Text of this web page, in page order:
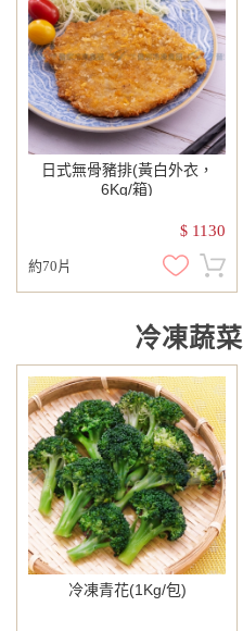
日式無骨豬排(黃白外衣，
6Kg/箱)
$ 1130
約70片
冷凍蔬菜
冷凍青花(1Kg/包)